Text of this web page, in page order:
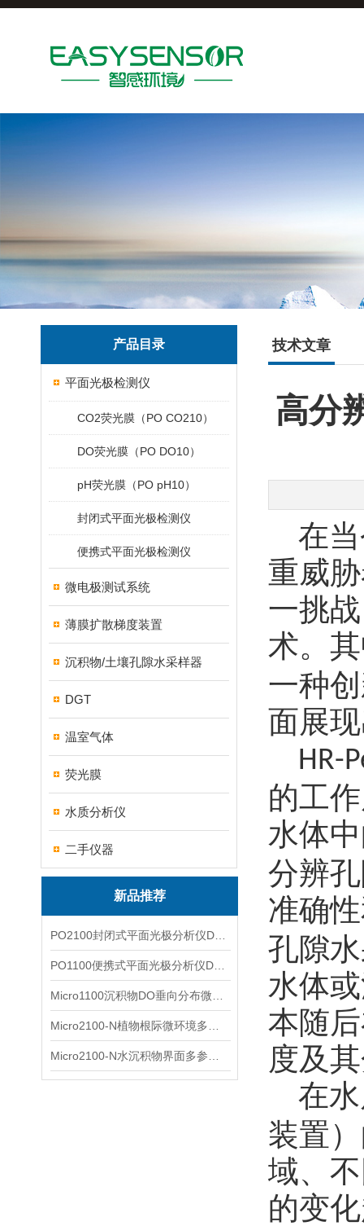
产品目录
平面光极检测仪
CO2荧光膜（PO CO210）
DO荧光膜（PO DO10）
pH荧光膜（PO pH10）
封闭式平面光极检测仪
便携式平面光极检测仪
微电极测试系统
薄膜扩散梯度装置
沉积物/土壤孔隙水采样器
DGT
温室气体
荧光膜
水质分析仪
二手仪器
新品推荐
技术文章
高分
在
重威
一挑
术。
一种
面展
HR-
的工
水体
分辨
准确
孔隙
水体
本随
度及
在
装置
域、
的变